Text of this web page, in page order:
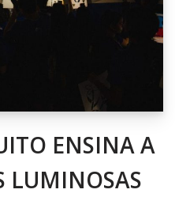
ENSINA A
LUMINOSAS